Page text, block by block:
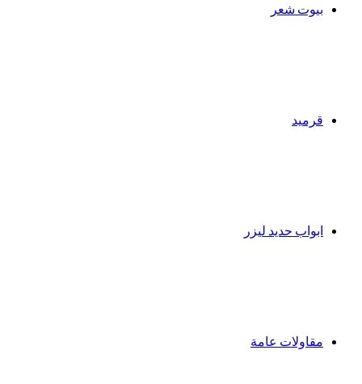
بيوت شعر
قرميد
ابواب حديد ليزر
مقاولات عامة